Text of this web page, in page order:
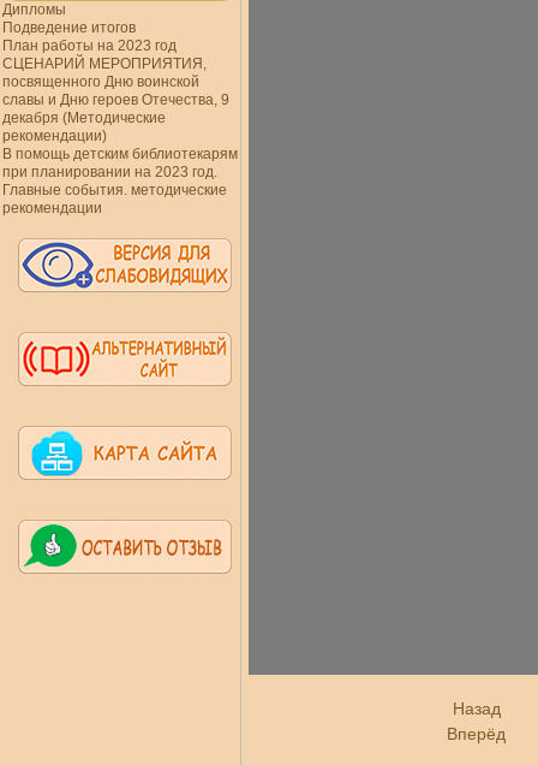
Дипломы
Подведение итогов
План работы на 2023 год
СЦЕНАРИЙ МЕРОПРИЯТИЯ,
посвященного Дню воинской
славы и Дню героев Отечества, 9
декабря (Методические
рекомендации)
В помощь детским библиотекарям
при планировании на 2023 год.
Главные события. методические
рекомендации
Назад
Вперёд